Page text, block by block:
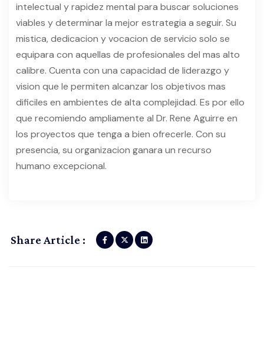
intelectual y rapidez mental para buscar soluciones
viables y determinar la mejor estrategia a seguir. Su
mistica, dedicacion y vocacion de servicio solo se
equipara con aquellas de profesionales del mas alto
calibre. Cuenta con una capacidad de liderazgo y
vision que le permiten alcanzar los objetivos mas
dificiles en ambientes de alta complejidad. Es por ello
que recomiendo ampliamente al Dr. Rene Aguirre en
los proyectos que tenga a bien ofrecerle. Con su
presencia, su organizacion ganara un recurso
humano excepcional.
Share Article :